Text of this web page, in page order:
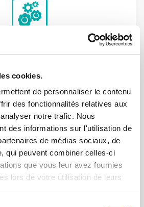
cookies.
de personnaliser le contenu
des fonctionnalités relatives aux
notre trafic. Nous
des informations sur l'utilisation de
de médias sociaux, de
qui peuvent combiner celles-ci
que vous leur avez fournies
lors de votre utilisation de leurs
à Inspections Multiples (M2IS)
et la micromanipulation des